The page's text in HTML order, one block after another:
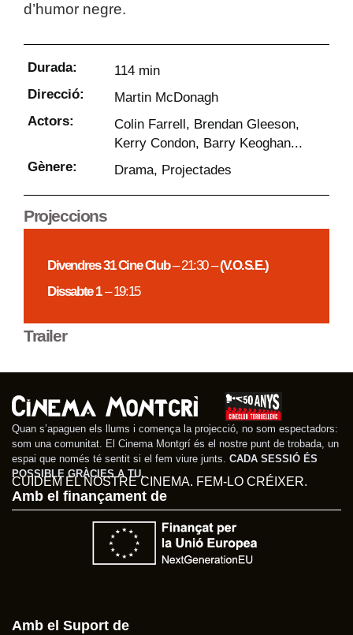
d’humor negre.
Durada:
114 min
Direcció:
Martin McDonagh
Actors:
Colin Farrell, Brendan Gleeson,
Kerry Condon, Barry Keoghan...
Gènere:
Drama, Projectades
Projeccions
Divendres 31 Cine Club– 21:30 –(V.O.S.E.)
Dissabte 1– 19:15
Trailer
Quan s’apaguen els llums i comença la projecció, no som espectadors:
som una comunitat. El Cinema Montgrí és el nostre punt de trobada, un
espai que només té sentit si el fem viure junts. CADA SESSIÓ ÉS
POSSIBLE GRÀCIES A TU.
CUIDEM EL NOSTRE CINEMA. FEM-LO CRÉIXER.
Amb el finançament de
Amb el Suport de